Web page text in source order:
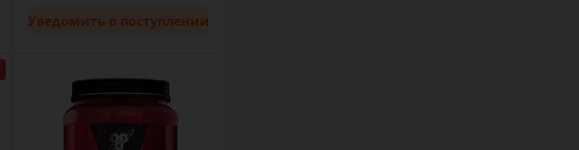
Уведомить о поступлении